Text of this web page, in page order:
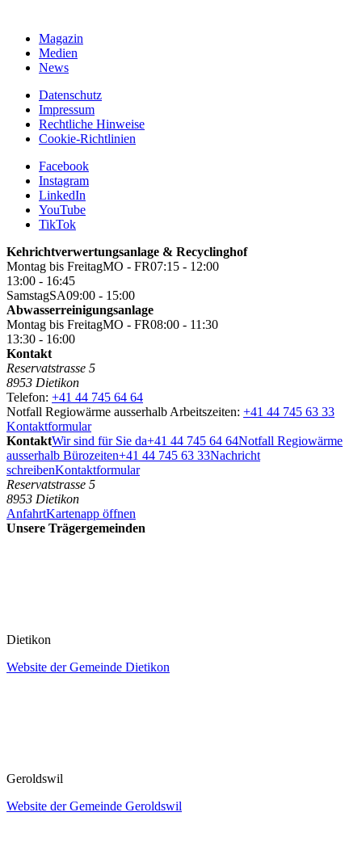
Magazin
Medien
News
Datenschutz
Impressum
Rechtliche Hinweise
Cookie-Richtlinien
Facebook
Instagram
LinkedIn
YouTube
TikTok
Kehricht­ver­wertungs­anlage & Recyclinghof
Montag bis FreitagMO - FR07:15 - 12:00
13:00 - 16:45
SamstagSA09:00 - 15:00
Abwasser­reinigungs­anlage
Montag bis FreitagMO - FR08:00 - 11:30
13:30 - 16:00
Kontakt
Reservatstrasse 5
8953 Dietikon
Telefon: +41 44 745 64 64
Notfall Regiowärme ausserhalb Arbeitszeiten: +41 44 745 63 33
Kontaktformular
KontaktWir sind für Sie da+41 44 745 64 64Notfall Regiowärme
ausserhalb Bürozeiten+41 44 745 63 33Nachricht
schreibenKontaktformular
Reservatstrasse 5
8953 Dietikon
AnfahrtKartenapp öffnen
Unsere Trägergemeinden
Dietikon
Website der Gemeinde Dietikon
Geroldswil
Website der Gemeinde Geroldswil